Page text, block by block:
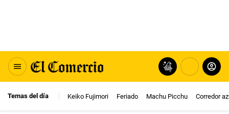
Temas del día Keiko Fujimori Feriado Machu Picchu Corredor